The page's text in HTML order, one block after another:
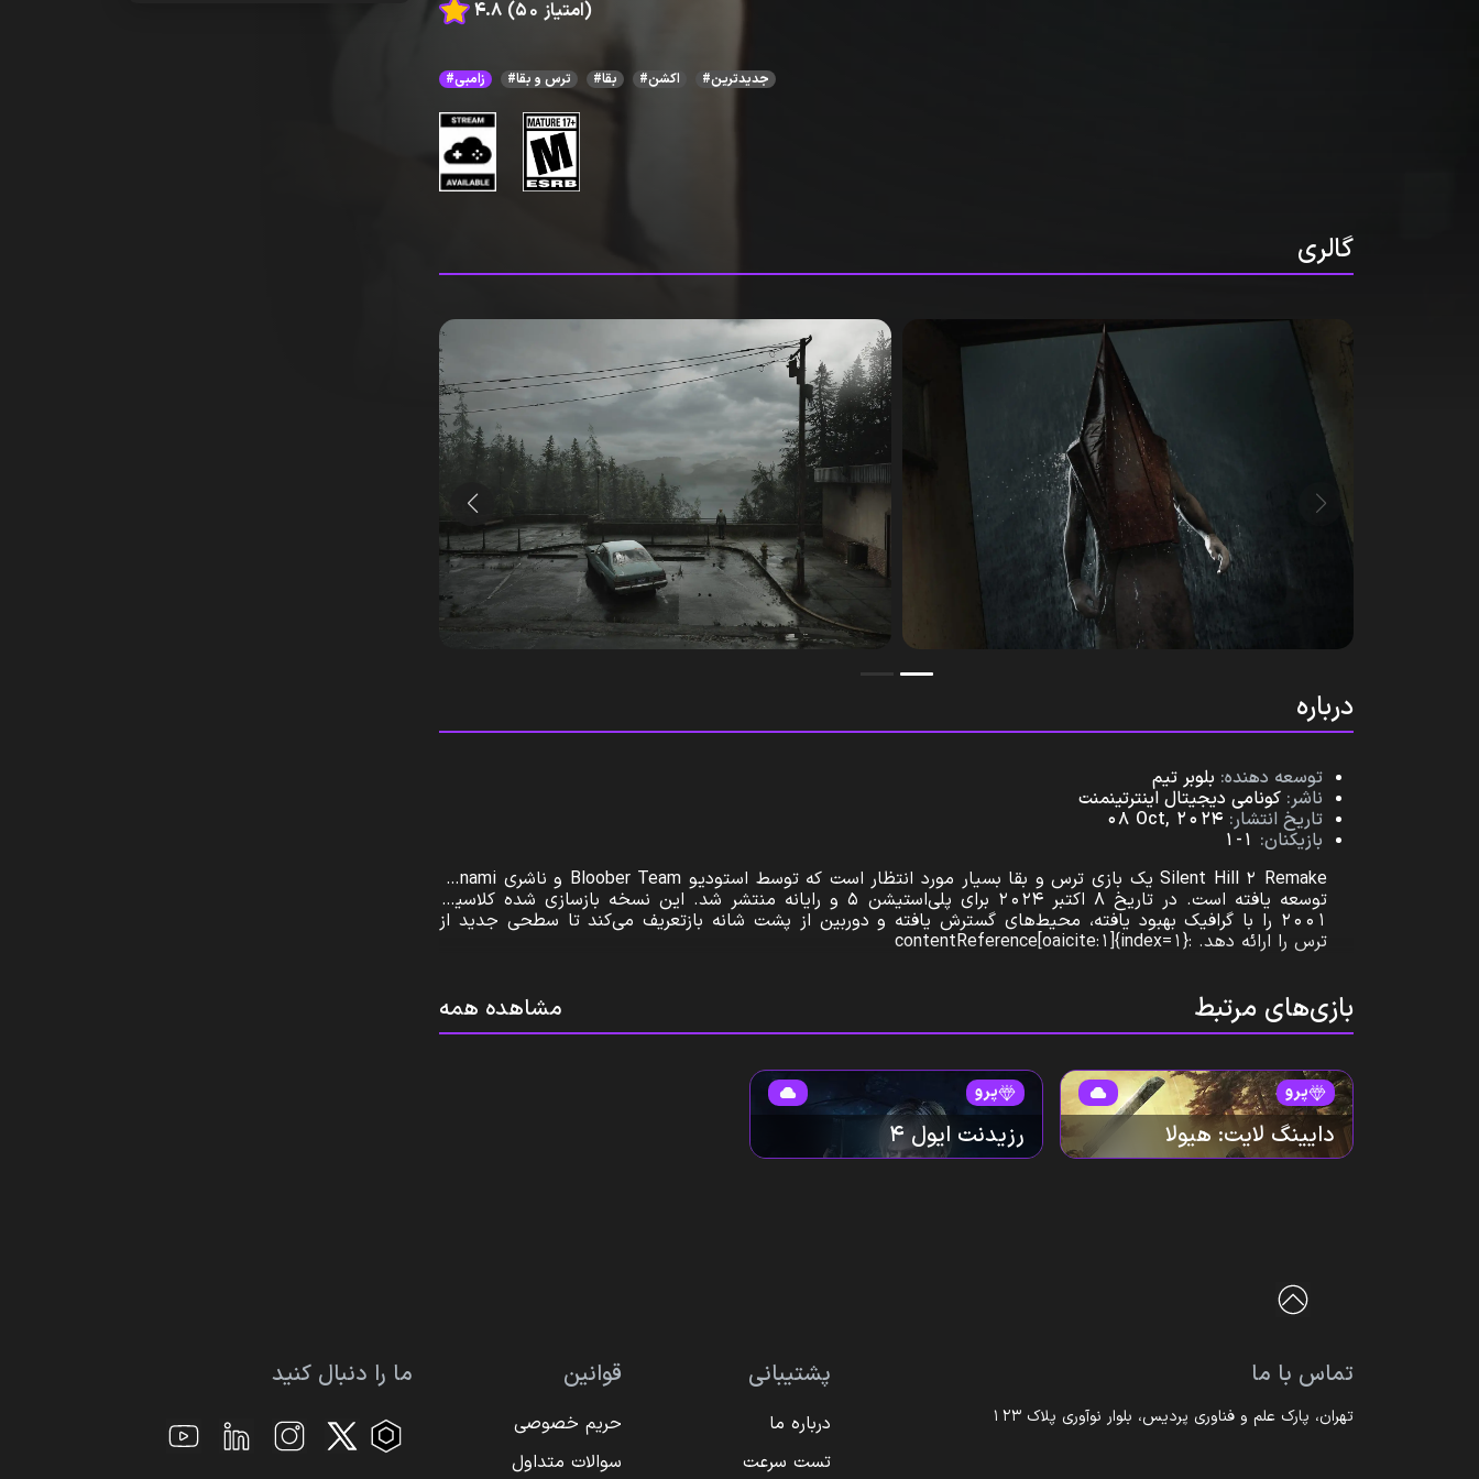
4.8 (50 امتیاز)
#زامبی #ترس و بقا #بقا #اکشن #جدیدترین
گالری
درباره
توسعه‌ دهنده: بلوبر تیم
ناشر: کونامی دیجیتال اینترتینمنت
تاریخ انتشار: 08 Oct, 2024
بازیکنان: 1-1
Silent Hill 2 Remake یک بازی ترس و بقا بسیار مورد انتظار است که توسط استودیو Bloober Team و ناشری Konami
توسعه یافته است. در تاریخ ۸ اکتبر ۲۰۲۴ برای پلی‌استیشن ۵ و رایانه منتشر شد. این نسخه بازسازی شده کلاسیک
۲۰۰۱ را با گرافیک بهبود یافته، محیط‌های گسترش یافته و دوربین از پشت شانه بازتعریف می‌کند تا سطحی جدید از
ترس را ارائه دهد. :contentReference[oaicite:1]{index=1}
بازی‌های مرتبط مشاهده همه
پرو
دایینگ لایت: هیولا
پرو
رزیدنت ایول ۴
تماس با ما
تهران، پارک علم و فناوری پردیس، بلوار نوآوری پلاک ۱۲۳
پشتیبانی
درباره ما
تست سرعت
قوانین
حریم خصوصی
سوالات متداول
ما را دنبال کنید